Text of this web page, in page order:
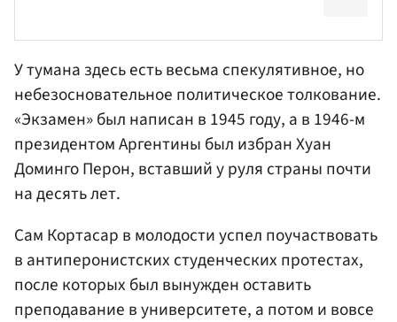
У тумана здесь есть весьма спекулятивное, но
небезосновательное политическое толкование.
«Экзамен» был написан в 1945 году, а в 1946-м
президентом Аргентины был избран Хуан
Доминго Перон, вставший у руля страны почти
на десять лет.
Сам Кортасар в молодости успел поучаствовать
в антиперонистских студенческих протестах,
после которых был вынужден оставить
преподавание в университете, а потом и вовсе